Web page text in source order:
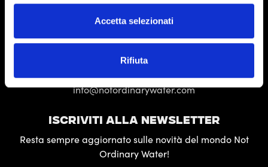
Accetta selezionati
Rifiuta
CONTATTI
PER ASSISTENZA
PER INFORMAZIONI
info@notordinarywater.com
ISCRIVITI ALLA NEWSLETTER
Resta sempre aggiornato sulle novità del mondo Not
Ordinary Water!